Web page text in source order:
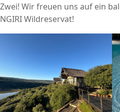
Zwei! Wir freuen uns auf ein
NGIRI Wildreservat!